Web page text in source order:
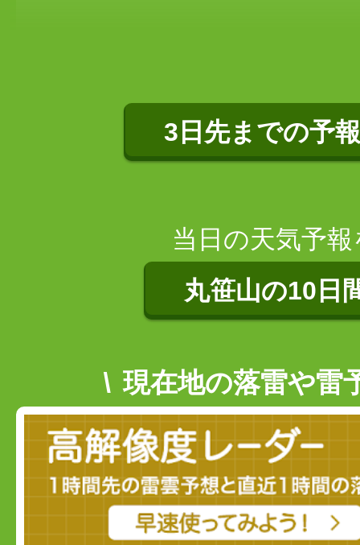
3日先までの予
当日の天気予
丸笹山の10日
現在地の落雷や雷